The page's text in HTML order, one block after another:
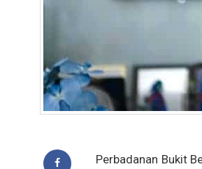
Perbadanan Bukit